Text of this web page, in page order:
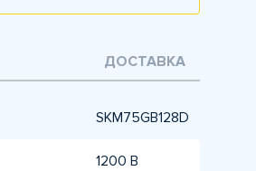
ДОСТАВКА
SKM75GB128D
1200 В